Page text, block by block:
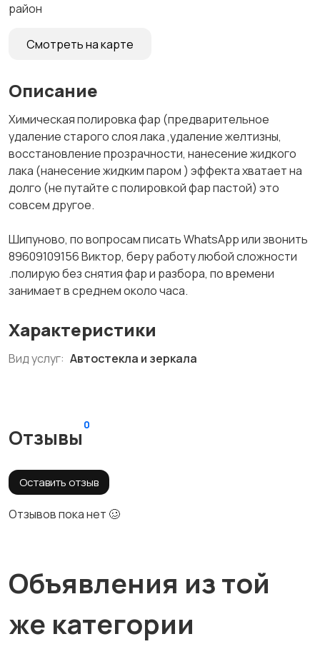
район
Смотреть на карте
Описание
Химическая полировка фар (предварительное
удаление старого слоя лака ,удаление желтизны,
восстановление прозрачности, нанесение жидкого
лака (нанесение жидким паром ) эффекта хватает на
долго (не путайте с полировкой фар пастой) это
совсем другое.
Шипуново, по вопросам писать WhatsApp или звонить
89609109156 Виктор, беру работу любой сложности
.полирую без снятия фар и разбора, по времени
занимает в среднем около часа.
Характеристики
Вид услуг: Автостекла и зеркала
Отзывы
0
Оставить отзыв
Отзывов пока нет 🥴
Объявления из той
же категории